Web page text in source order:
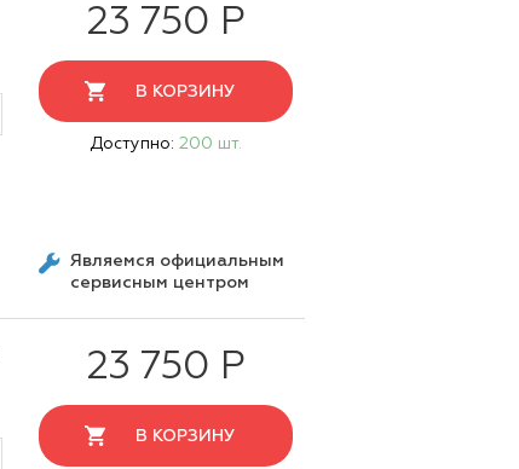
23 750 Р
В КОРЗИНУ
Доступно: 200 шт.
Являемся официальным
сервисным центром
23 750 Р
В КОРЗИНУ